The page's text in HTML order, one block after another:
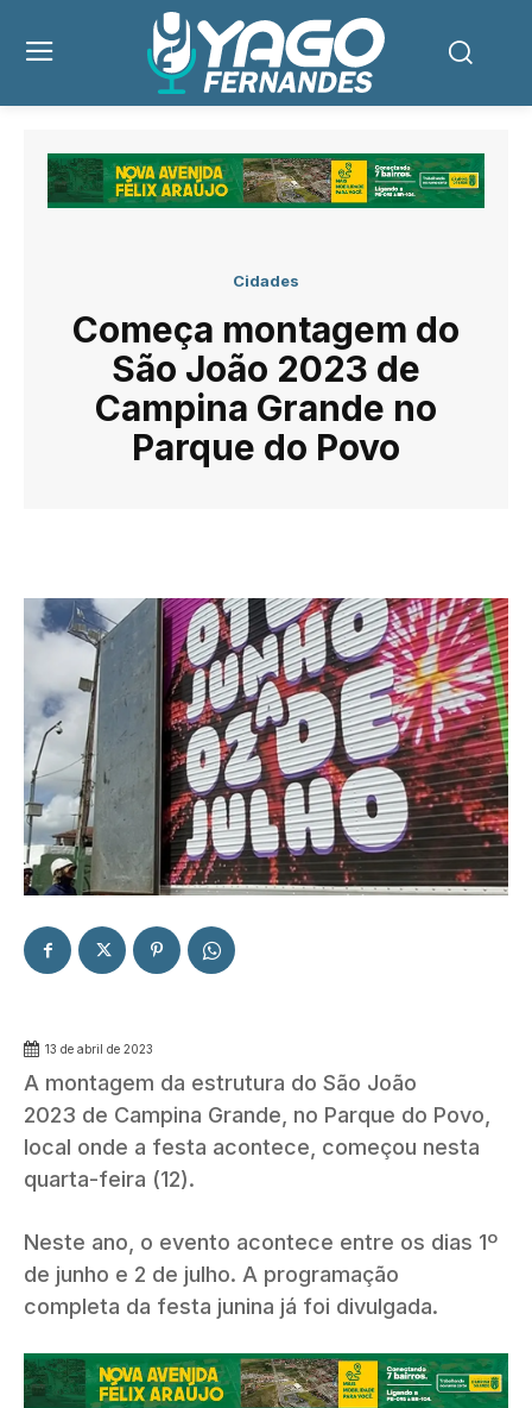
Cidades
Começa montagem do
São João 2023 de
Campina Grande no
Parque do Povo
13 de abril de 2023
A montagem da estrutura do São João
2023 de Campina Grande, no Parque do Povo,
local onde a festa acontece, começou nesta
quarta-feira (12).
Neste ano, o evento acontece entre os dias 1º
de junho e 2 de julho. A programação
completa da festa junina já foi divulgada.